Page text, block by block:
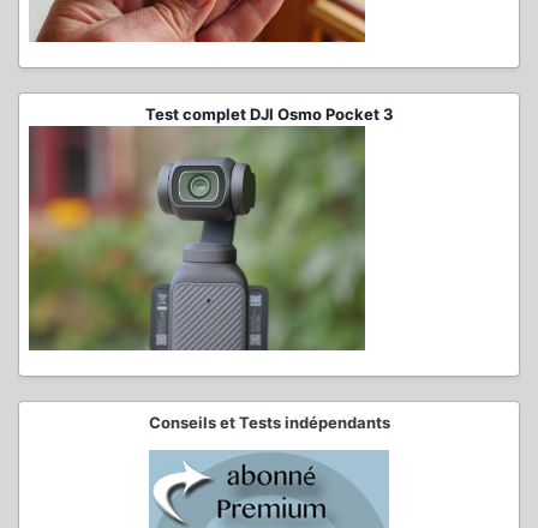
Test complet DJI Osmo Pocket 3
Conseils et Tests indépendants